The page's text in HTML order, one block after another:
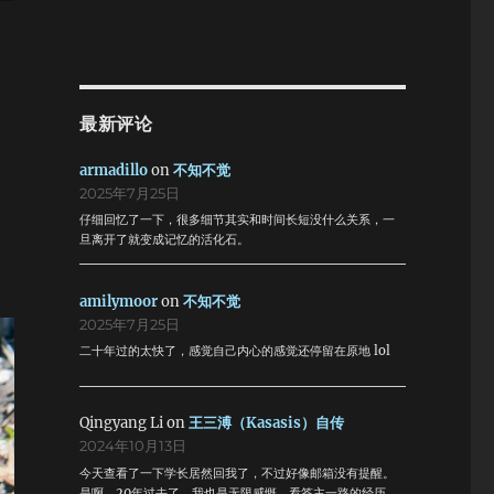
最新评论
armadilloon不知不觉
2025年7月25日
仔细回忆了一下，很多细节其实和时间长短没什么关系，一
旦离开了就变成记忆的活化石。
amilymooron不知不觉
2025年7月25日
二十年过的太快了，感觉自己内心的感觉还停留在原地 lol
Qingyang Lion王三溥（Kasasis）自传
2024年10月13日
今天查看了一下学长居然回我了，不过好像邮箱没有提醒。